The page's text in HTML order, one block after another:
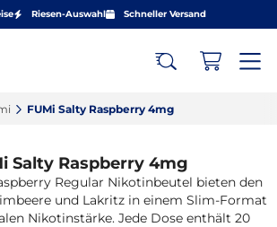
Riesen-Auswahl Schneller Versand
FUMi Salty Raspberry 4mg‎
Salty Raspberry 4mg
Regular Nikotinbeutel bieten den
und Lakritz in einem Slim-Format
Nikotinstärke. Jede Dose enthält 20